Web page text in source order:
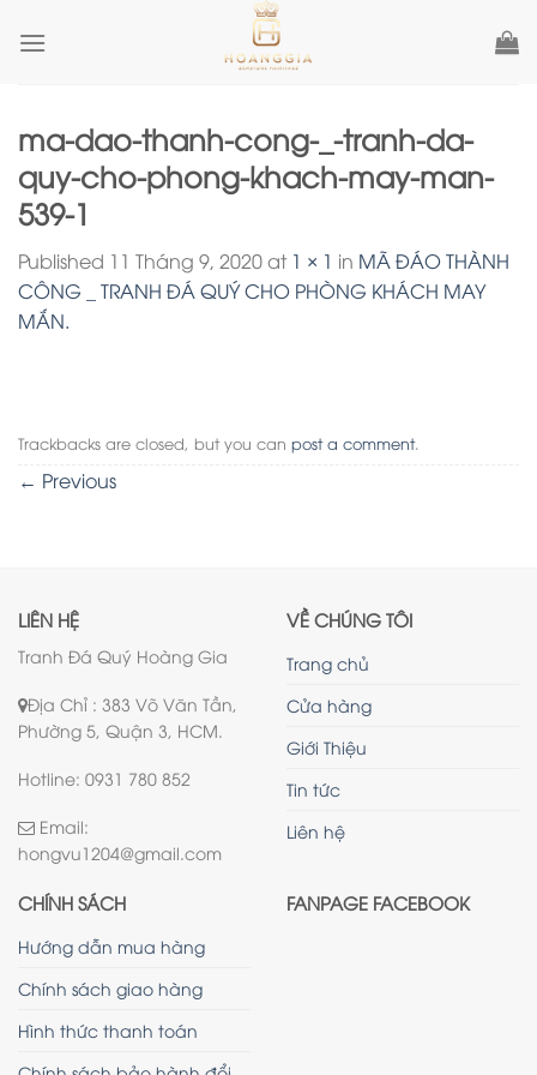
ma-dao-thanh-cong-_-tranh-da-
quy-cho-phong-khach-may-man-
539-1
Published 11 Tháng 9, 2020at 1 × 1 in MÃ ĐÁO THÀNH
CÔNG _ TRANH ĐÁ QUÝ CHO PHÒNG KHÁCH MAY
MẮN.
Trackbacks are closed, but you can post a comment.
← Previous
LIÊN HỆ
Tranh Đá Quý Hoàng Gia
Địa Chỉ : 383 Võ Văn Tần,
Phường 5, Quận 3, HCM.
Hotline: 0931 780 852
Email:
hongvu1204@gmail.com
VỀ CHÚNG TÔI
Trang chủ
Cửa hàng
Giới Thiệu
Tin tức
Liên hệ
CHÍNH SÁCH
Hướng dẫn mua hàng
Chính sách giao hàng
Hình thức thanh toán
FANPAGE FACEBOOK